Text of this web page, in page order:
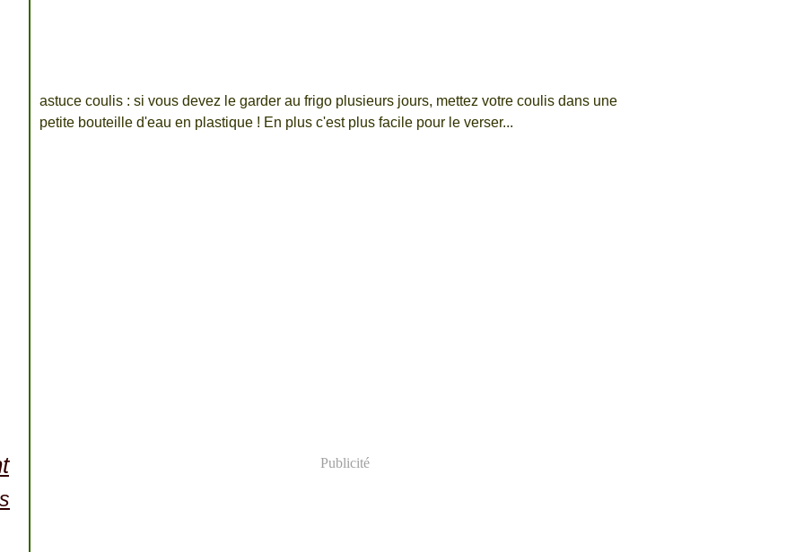
astuce coulis : si vous devez le garder au frigo plusieurs jours, mettez votre coulis dans une
petite bouteille d'eau en plastique ! En plus c'est plus facile pour le verser...
Publicité